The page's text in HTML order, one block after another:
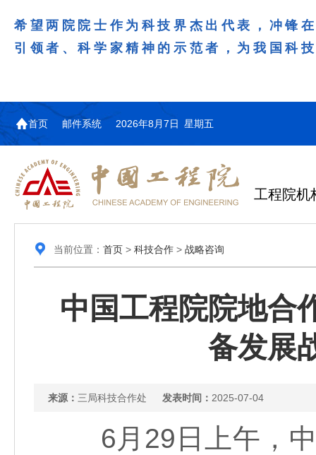
希望两院院士作为科技界杰出代表，冲锋
引领者、科学家精神的示范者，为我国科
首页 邮件系统 2026年8月7日 星期五
工程院机
当前位置： 首页> 科技合作> 战略咨询
中国工程院院地合
备发展
来源： 三局科技合作处 发表时间： 2025-07-04
6月29日上午，中